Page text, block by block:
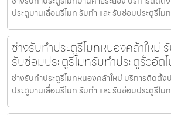
ประตูบานเลื่อนรีโมท รับทำ และ รับซ่อมประตูรีโม
ช่างรับทำประตูรีโมทหนองคล้าใหม่
รับซ่อมประตูรีโมทรับทำประตูรั้วอัต
ช่างรับทำประตูรีโมทหนองคล้าใหม่ บริการติดตั้ง
ประตูบานเลื่อนรีโมท รับทำ และ รับซ่อมประตูรีโม